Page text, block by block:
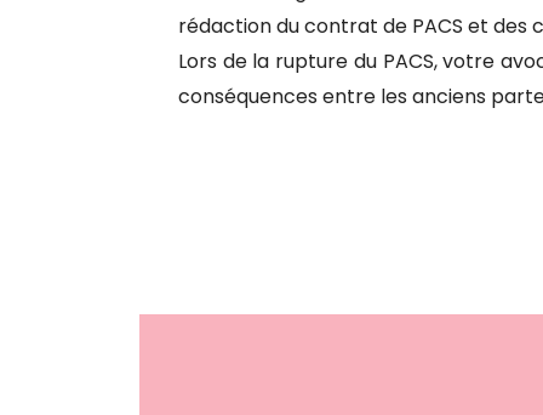
rédaction du contrat de PACS et des
Lors de la rupture du PACS, votre
conséquences entre les anciens